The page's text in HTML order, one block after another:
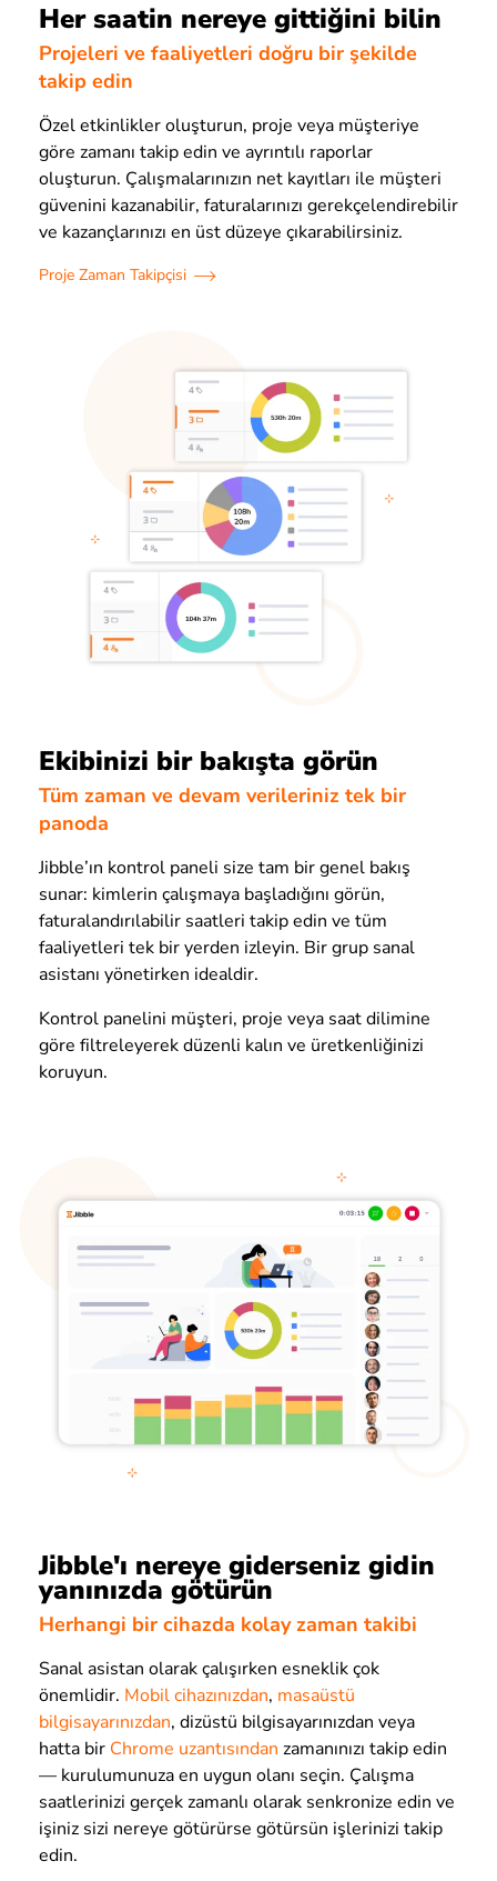
Her saatin nereye gittiğini bilin
Projeleri ve faaliyetleri doğru bir şekilde
takip edin
Özel etkinlikler oluşturun, proje veya müşteriye
göre zamanı takip edin ve ayrıntılı raporlar
oluşturun. Çalışmalarınızın net kayıtları ile müşteri
güvenini kazanabilir, faturalarınızı gerekçelendirebilir
ve kazançlarınızı en üst düzeye çıkarabilirsiniz.
Proje Zaman Takipçisi
Ekibinizi bir bakışta görün
Tüm zaman ve devam verileriniz tek bir
panoda
Jibble’ın kontrol paneli size tam bir genel bakış
sunar: kimlerin çalışmaya başladığını görün,
faturalandırılabilir saatleri takip edin ve tüm
faaliyetleri tek bir yerden izleyin. Bir grup sanal
asistanı yönetirken idealdir.
Kontrol panelini müşteri, proje veya saat dilimine
göre filtreleyerek düzenli kalın ve üretkenliğinizi
koruyun.
Jibble'ı nereye giderseniz gidin
yanınızda götürün
Herhangi bir cihazda kolay zaman takibi
Sanal asistan olarak çalışırken esneklik çok
önemlidir. Mobil cihazınızdan, masaüstü
bilgisayarınızdan, dizüstü bilgisayarınızdan veya
hatta bir Chrome uzantısından zamanınızı takip edin
— kurulumunuza en uygun olanı seçin. Çalışma
saatlerinizi gerçek zamanlı olarak senkronize edin ve
işiniz sizi nereye götürürse götürsün işlerinizi takip
edin.